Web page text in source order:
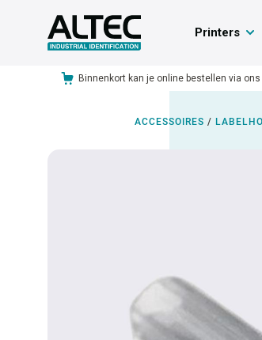
Printers
Binnenkort kan je online bestellen via ons
ACCESSOIRES /